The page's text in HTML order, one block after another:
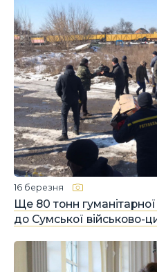
Ще 80 тонн
до Сумської військово-
16 березня